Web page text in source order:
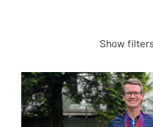
Show filters